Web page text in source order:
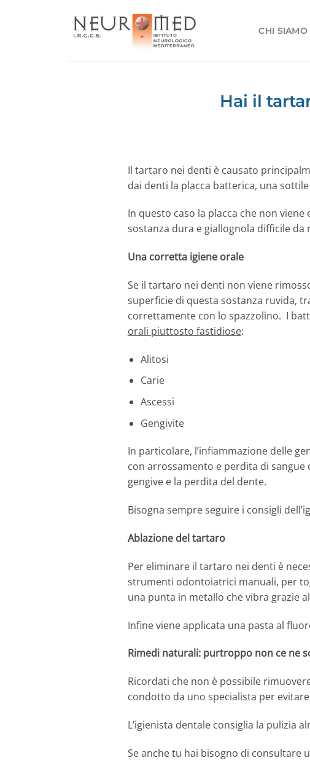
CHI SIAMO
Hai il
Il tartaro nei denti è causato
dai denti la placca batterica, una
In questo caso la placca che non viene
sostanza dura e giallognola difficile
Una corretta igiene orale
Se il tartaro nei denti non viene
superficie di questa sostanza ruvida,
correttamente con lo spazzolino. I
orali piuttosto fastidiose:
Alitosi
Carie
Ascessi
Gengivite
In particolare, l’infiammazione delle
con arrossamento e perdita di
gengive e la perdita del dente.
Bisogna sempre seguire i consigli
Ablazione del tartaro
Per eliminare il tartaro nei denti è
strumenti odontoiatrici manuali, per
una punta in metallo che vibra grazie
Infine viene applicata una pasta al
Rimedi naturali: purtroppo non ce ne
Ricordati che non è possibile
condotto da uno specialista per
L’igienista dentale consiglia la pulizia
Se anche tu hai bisogno di